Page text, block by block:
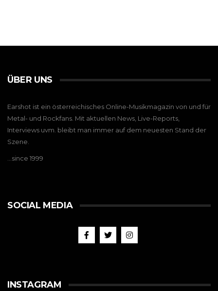
ÜBER UNS
Earshot ist ein österreichisches Online-Musikmagazin von und für
Metal- und Rockfans. Mit aktuellen News, Live-Reports,
Interviews uvm. bleibt man immer auf dem neuesten Stand der
Szene.
…since 1999
SOCIAL MEDIA
INSTAGRAM